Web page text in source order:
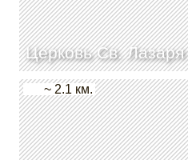
Церковь Св. Лазаря
~ 2.1 км.